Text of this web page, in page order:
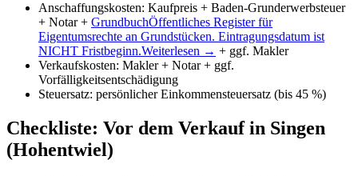
Anschaffungskosten: Kaufpreis + Baden-Grunderwerbsteuer
+ Notar + GrundbuchÖffentliches Register für
Eigentumsrechte an Grundstücken. Eintragungsdatum ist
NICHT Fristbeginn.Weiterlesen → + ggf. Makler
Verkaufskosten: Makler + Notar + ggf.
Vorfälligkeitsentschädigung
Steuersatz: persönlicher Einkommensteuersatz (bis 45 %)
Checkliste: Vor dem Verkauf in Singen
(Hohentwiel)